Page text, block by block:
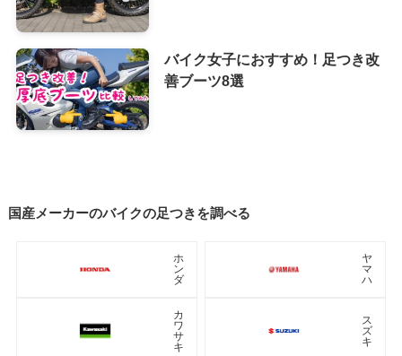
バイク女子におすすめ！足つき改
善ブーツ8選
国産メーカーのバイクの足つきを調べる
ホ
ン
ダ
ヤ
マ
ハ
カ
ワ
サ
キ
ス
ズ
キ